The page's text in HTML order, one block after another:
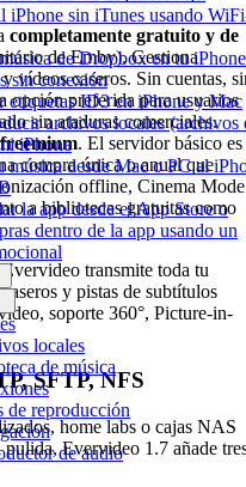
iPhone sin iTunes usando
de Dropbox en tu iPhone
sin conexión
etiquetas ID3 en iPhone y Mac
archivos locales (archivos
iPhone
música desde Mac o PC al
la app desde el App Store o
dentro de la app usando un
locales
de música
de reproducción
de audio
completamente gratuito y de
de Emby). Gestiona
vídeos caseros. Sin cuentas,
opción preferida para usuarios
sin ataduras comerciales.
freemium. El servidor básico es
compra única o anual que
offline, Cinema Mode
a bibliotecas gratuitas como
transmite toda tu
y pistas de subtítulos
soporte 360°, Picture-in-
SFTP, NFS
home labs o cajas NAS
Evervideo 1.7 añade